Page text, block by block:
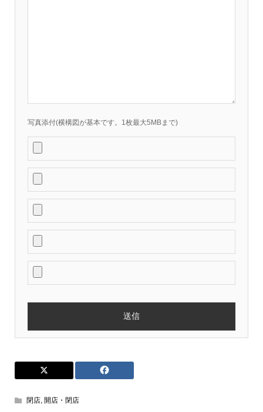
写真添付(横構図が基本です。1枚最大5MBまで)
閉店, 開店・閉店